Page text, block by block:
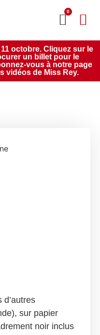
0
octobre. Cliquez sur le
un billet pour le
vous à notre page
vidéos de Miss Rey.
d’autres
sur papier
noir inclus